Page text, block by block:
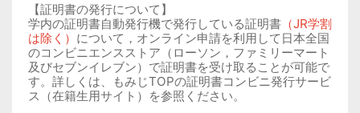
【証明書の発行について】
学内の証明書自動発行機で発行している証明書 （JR学割
は除く） について，オンライン申請を利用して日本全国
のコンビニエンスストア（ローソン，ファミリーマート
及びセブンイレブン）で証明書を受け取ることが可能で
す。詳しくは、もみじTOPの証明書コンビニ発行サービ
ス（在籍生用サイト）を参照ください。